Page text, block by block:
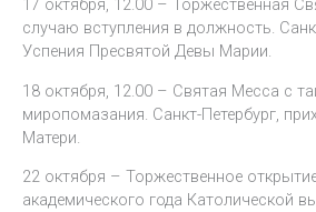
17 октября, 12.00 – Торжественная
случаю вступления в должность.
Успения Пресвятой Девы Марии.
18 октября, 12.00 – Святая Месса с
миропомазания. Санкт-Петербург,
Матери.
22 октября – Торжественное
академического года Католической